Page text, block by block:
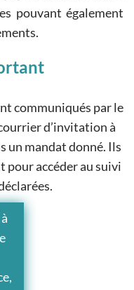
des règlements.
communiqués par le
d’invitation à
un mandat donné. Ils
pour accéder au suivi